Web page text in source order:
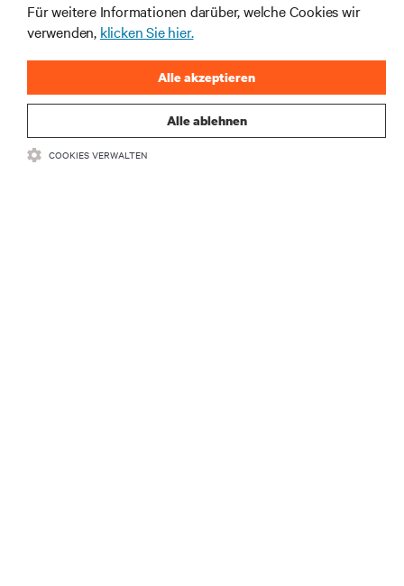
JETZT ANMELDEN
Für weitere Informationen darüber, welche Cookies wir
verwenden, klicken Sie hier.
Alle ablehnen
Alle akzeptieren
COOKIES VERWALTEN